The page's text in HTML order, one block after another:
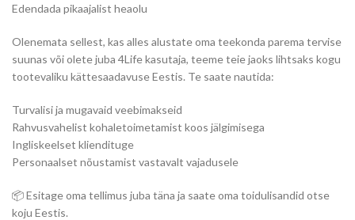
Edendada pikaajalist heaolu
Olenemata sellest, kas alles alustate oma teekonda parema tervise
suunas või olete juba 4Life kasutaja, teeme teie jaoks lihtsaks kogu
tootevaliku kättesaadavuse Eestis. Te saate nautida:
Turvalisi ja mugavaid veebimakseid
Rahvusvahelist kohaletoimetamist koos jälgimisega
Ingliskeelset kliendituge
Personaalset nõustamist vastavalt vajadusele
📦 Esitage oma tellimus juba täna ja saate oma toidulisandid otse
koju Eestis.